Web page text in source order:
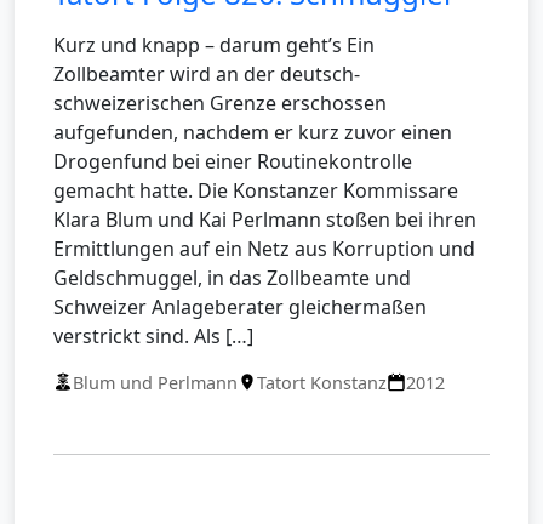
Kurz und knapp – darum geht’s Ein
Zollbeamter wird an der deutsch-
schweizerischen Grenze erschossen
aufgefunden, nachdem er kurz zuvor einen
Drogenfund bei einer Routinekontrolle
gemacht hatte. Die Konstanzer Kommissare
Klara Blum und Kai Perlmann stoßen bei ihren
Ermittlungen auf ein Netz aus Korruption und
Geldschmuggel, in das Zollbeamte und
Schweizer Anlageberater gleichermaßen
verstrickt sind. Als […]
Blum und Perlmann Tatort Konstanz 2012